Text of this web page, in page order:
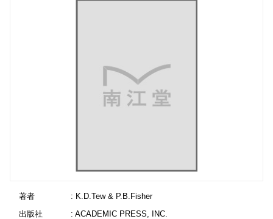
著者
: K.D.Tew & P.B.Fisher
出版社
: ACADEMIC PRESS, INC.